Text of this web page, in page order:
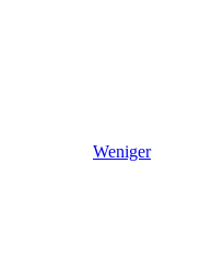
Weniger